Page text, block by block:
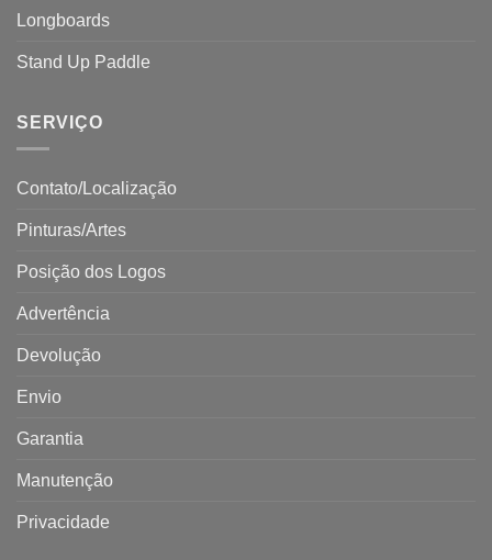
Longboards
Stand Up Paddle
SERVIÇO
Contato/Localização
Pinturas/Artes
Posição dos Logos
Advertência
Devolução
Envio
Garantia
Manutenção
Privacidade